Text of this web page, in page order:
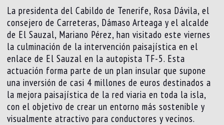
La presidenta del Cabildo de Tenerife, Rosa Dávila, el
consejero de Carreteras, Dámaso Arteaga y el alcalde
de El Sauzal, Mariano Pérez, han visitado este viernes
la culminación de la intervención paisajística en el
enlace de El Sauzal en la autopista TF-5. Esta
actuación forma parte de un plan insular que supone
una inversión de casi 4 millones de euros destinados a
la mejora paisajística de la red viaria en toda la isla,
con el objetivo de crear un entorno más sostenible y
visualmente atractivo para conductores y vecinos.